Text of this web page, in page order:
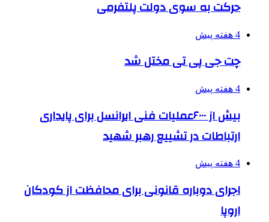
حرکت به سوی دولت پلتفرمی
4 هفته پیش
چت جی پی تی مختل شد
4 هفته پیش
بیش از ۶۰۰۰عملیات فنی ایرانسل برای پایداری
ارتباطات در تشییع رهبر شهید
4 هفته پیش
اجرای دوباره قانونی برای محافظت از کودکان
اروپا